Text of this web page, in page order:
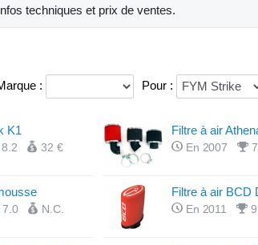
techniques et prix de ventes.
: Pour :
K1
8.2 32 €
Filtre à air
En 2007
7.0 N.C.
Filtre à air BCD
En 2011